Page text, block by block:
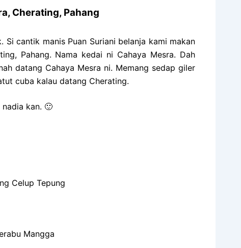
Cherating, Pahang
cantik manis Puan Suriani belanja kami makan
Pahang. Nama kedai ni Cahaya Mesra. Dah
datang Cahaya Mesra ni. Memang sedap giler
cuba kalau datang Cherating.
kan. 🙂
Celup Tepung
Mangga